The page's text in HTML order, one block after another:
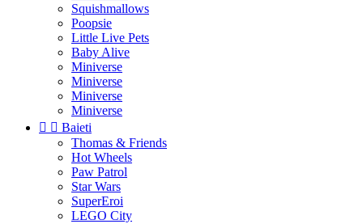
Squishmallows
Poopsie
Little Live Pets
Baby Alive
Miniverse
Miniverse
Miniverse
Miniverse
  Baieti
Thomas & Friends
Hot Wheels
Paw Patrol
Star Wars
SuperEroi
LEGO City